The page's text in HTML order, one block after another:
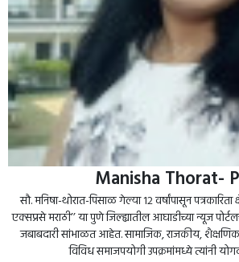
Manisha Thorat-
सौ. मनिषा-थोरात-पिसाळ गेल्या १२ वर्षांपासून पत्रकारिता
एक्सप्रसे मराठी’’ या पुणे जिल्ह्यातील आघाडीच्या न्यूज
जबाबदारी सांभाळत आहेत. सामाजिक, राजकीय,
विविध समाजपयोगी उपक्रमांमध्ये त्यांनी